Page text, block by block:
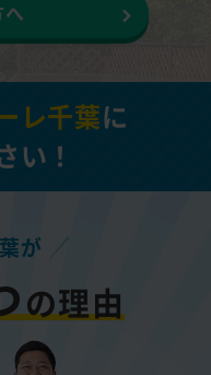
レ千葉に
い！
が
の理由